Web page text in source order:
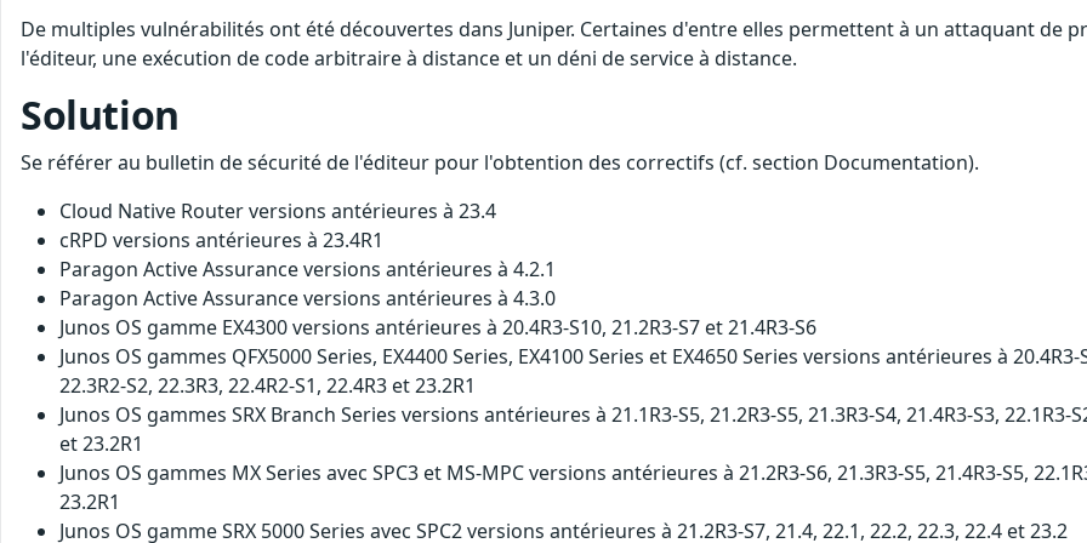
De multiples vulnérabilités ont été découvertes dans Juniper. Certaines d'entre elles permettent à un attaquant de
l'éditeur, une exécution de code arbitraire à distance et un déni de service à distance.
Solution
Se référer au bulletin de sécurité de l'éditeur pour l'obtention des correctifs (cf. section Documentation).
Cloud Native Router versions antérieures à 23.4
cRPD versions antérieures à 23.4R1
Paragon Active Assurance versions antérieures à 4.2.1
Paragon Active Assurance versions antérieures à 4.3.0
Junos OS gamme EX4300 versions antérieures à 20.4R3-S10, 21.2R3-S7 et 21.4R3-S6
Junos OS gammes QFX5000 Series, EX4400 Series, EX4100 Series et EX4650 Series versions antérieures à 20.4R3-
22.3R2-S2, 22.3R3, 22.4R2-S1, 22.4R3 et 23.2R1
Junos OS gammes SRX Branch Series versions antérieures à 21.1R3-S5, 21.2R3-S5, 21.3R3-S4, 21.4R3-S3, 22.1R3-
et 23.2R1
Junos OS gammes MX Series avec SPC3 et MS-MPC versions antérieures à 21.2R3-S6, 21.3R3-S5, 21.4R3-S5,
23.2R1
Junos OS gamme SRX 5000 Series avec SPC2 versions antérieures à 21.2R3-S7, 21.4, 22.1, 22.2, 22.3, 22.4 et 23.2